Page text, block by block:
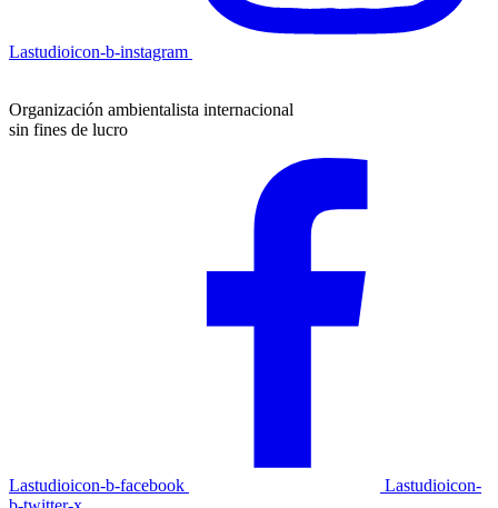
Lastudioicon-b-instagram
Organización ambientalista internacional
sin fines de lucro
Lastudioicon-b-facebook
Lastudioicon-